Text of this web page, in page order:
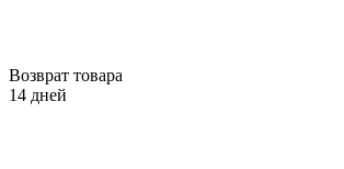
Возврат товара
14 дней